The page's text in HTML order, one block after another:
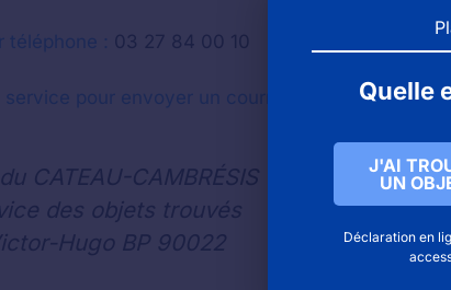
téléphone : 03 27 84 00 10
pour envoyer un courrier
CATEAU-CAMBRÉSIS
des objets trouvés
Hugo BP 90022
Quelle
J'AI
UN
Déclaration en